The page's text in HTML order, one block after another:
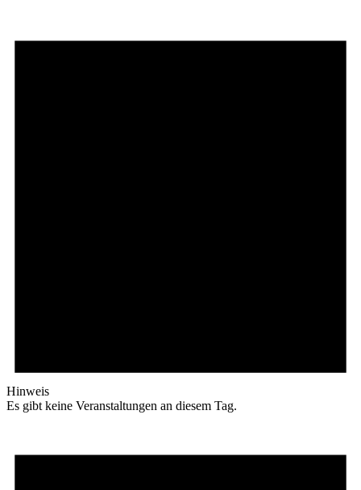
Hinweis
Es gibt keine Veranstaltungen an diesem Tag.